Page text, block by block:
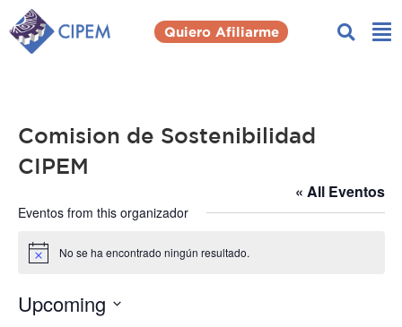
Quiero Afiliarme
Comision de Sostenibilidad
CIPEM
« All Eventos
Eventos from this organizador
Notice No se ha encontrado ningún resultado.
Upcoming